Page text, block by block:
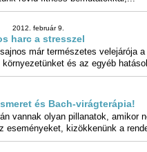
várandós
2011. november 29.
ingyenes kipróbálással a
óratípusokkal...
2011. október 31.
Alakformálásról a Relax
szalonban